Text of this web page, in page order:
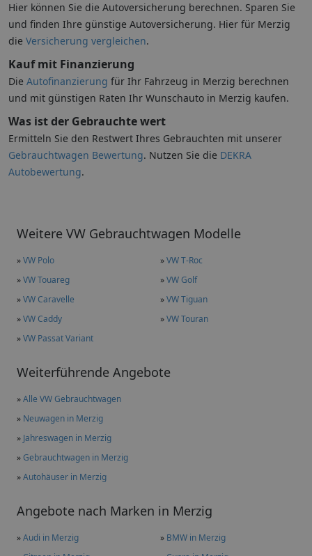
Weitere VW Gebrauchtwagen Modelle
»VW Polo »VW T-Roc
»VW Touareg »VW Golf
»VW Caravelle »VW Tiguan
»VW Caddy »VW Touran
»VW Passat Variant
Weiterführende Angebote
»Alle VW Gebrauchtwagen
» Neuwagen in Merzig
» Jahreswagen in Merzig
»Gebrauchtwagen in Merzig
»Autohäuser in Merzig
Angebote nach Marken in Merzig
»Audi in Merzig » BMW in Merzig
Hier können Sie die Autoversicherung berechnen. Sparen Sie
und finden Ihre günstige Autoversicherung. Hier für Merzig
die Versicherung vergleichen.
Kauf mit Finanzierung
Die Autofinanzierung für Ihr Fahrzeug in Merzig berechnen
und mit günstigen Raten Ihr Wunschauto in Merzig kaufen.
Was ist der Gebrauchte wert
Ermitteln Sie den Restwert Ihres Gebrauchten mit unserer
Gebrauchtwagen Bewertung. Nutzen Sie die DEKRA
Autobewertung.